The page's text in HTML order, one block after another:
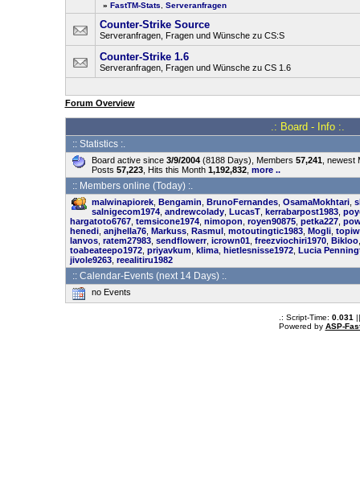
» FastTM-Stats Serveranfragen
Counter-Strike Source
Serveranfragen, Fragen und Wünsche zu CS:S
Counter-Strike 1.6
Serveranfragen, Fragen und Wünsche zu CS 1.6
Forum Overview
.: Board - Info :.
:: Statistics :.
Board active since 3/9/2004(8188 Days), Members 57,241, newest
Posts 57,223, Hits this Month 1,192,832, more ..
:: Members online (Today) :.
malwinapiorek, Bengamin BrunoFernandes, OsamaMokhtari,
salnigecom1974, andrewcolady, LucasT, kerrabarpost1983,
hargatoto6767, temsicone1974, nimopon royen90875, petka227,
henedi, anjhella76, Markuss, Rasmul, motoutingtic1983, Mogli,
lanvos, ratem27983, sendflowerr, icrown01, freezviochiri1970, Bikloo
toabeateepo1972, priyavkum klima, hietlesnisse1972, Lucia
jivole9263, reealitiru1982
:: Calendar-Events (next 14 Days) :.
no Events
.: Script-Time: 0.031
Powered by ASP-